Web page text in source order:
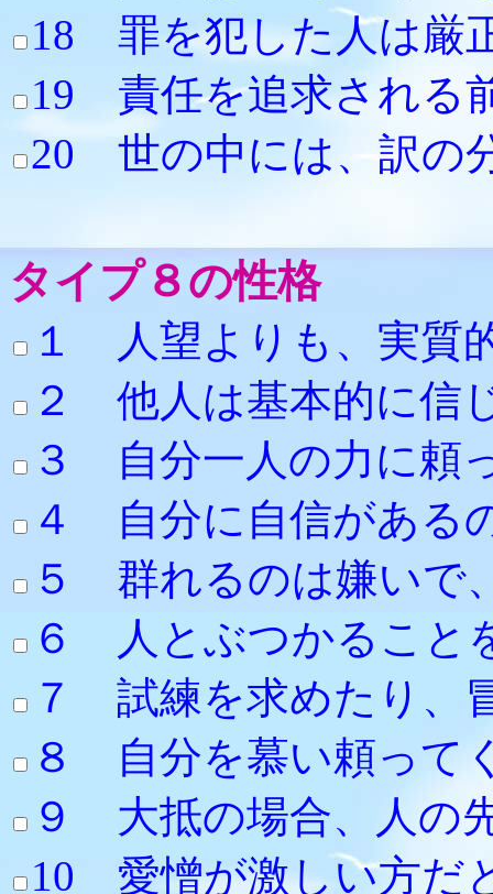
18 罪を犯した人は
19 責任を追求
20 世の中には、訳の
タイプ８の性格
１ 人望よりも
２ 他人は基本的に信
３ 自分一人の力に頼
４ 自分に自信がある
５ 群れるのは
６ 人とぶつかること
７ 試練を求め
８ 自分を慕い
９ 大抵の場合
10 愛憎が激しい方だ